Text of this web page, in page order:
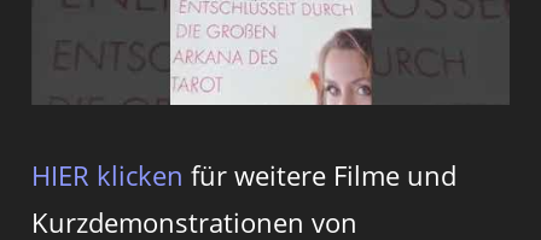
HIER klicken für weitere Filme und
Kurzdemonstrationen von